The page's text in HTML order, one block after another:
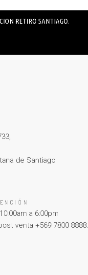
RETIRO SANTIAGO.
de Santiago
a 6:00pm
venta +569 7800 8888.